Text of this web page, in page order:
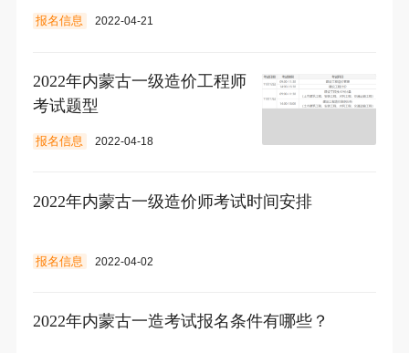
报名信息 2022-04-21
2022年内蒙古一级造价工程师
考试题型
报名信息 2022-04-18
2022年内蒙古一级造价师考试时间安排
报名信息 2022-04-02
2022年内蒙古一造考试报名条件有哪些？